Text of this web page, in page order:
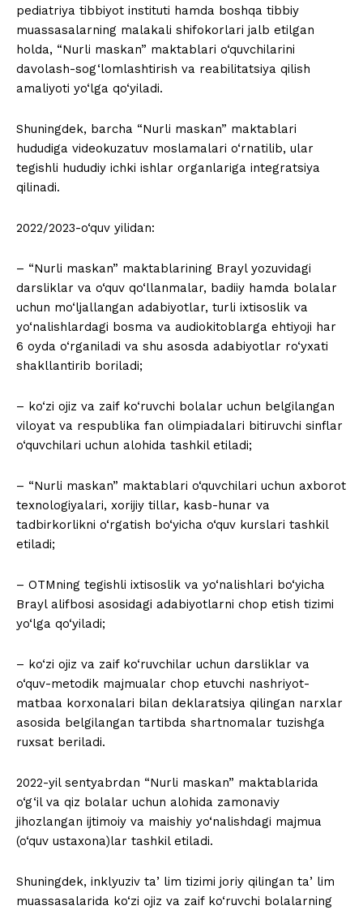
pediatriya tibbiyot instituti hamda boshqa tibbiy
muassasalarning malakali shifokorlari jalb etilgan
holda, “Nurli maskan” maktablari o‘quvchilarini
davolash-sog‘lomlashtirish va reabilitatsiya qilish
amaliyoti yo‘lga qo‘yiladi.
Shuningdek, barcha “Nurli maskan” maktablari
hududiga videokuzatuv moslamalari o‘rnatilib, ular
tegishli hududiy ichki ishlar organlariga integratsiya
qilinadi.
2022/2023-o‘quv yilidan:
– “Nurli maskan” maktablarining Brayl yozuvidagi
darsliklar va o‘quv qo‘llanmalar, badiiy hamda bolalar
uchun mo‘ljallangan adabiyotlar, turli ixtisoslik va
yo‘nalishlardagi bosma va audiokitoblarga ehtiyoji har
6 oyda o‘rganiladi va shu asosda adabiyotlar ro‘yxati
shakllantirib boriladi;
– ko‘zi ojiz va zaif ko‘ruvchi bolalar uchun belgilangan
viloyat va respublika fan olimpiadalari bitiruvchi sinflar
o‘quvchilari uchun alohida tashkil etiladi;
– “Nurli maskan” maktablari o‘quvchilari uchun axborot
texnologiyalari, xorijiy tillar, kasb-hunar va
tadbirkorlikni o‘rgatish bo‘yicha o‘quv kurslari tashkil
etiladi;
– OTMning tegishli ixtisoslik va yo‘nalishlari bo‘yicha
Brayl alifbosi asosidagi adabiyotlarni chop etish tizimi
yo‘lga qo‘yiladi;
– ko‘zi ojiz va zaif ko‘ruvchilar uchun darsliklar va
o‘quv-metodik majmualar chop etuvchi nashriyot-
matbaa korxonalari bilan deklaratsiya qilingan narxlar
asosida belgilangan tartibda shartnomalar tuzishga
ruxsat beriladi.
2022-yil sentyabrdan “Nurli maskan” maktablarida
o‘g‘il va qiz bolalar uchun alohida zamonaviy
jihozlangan ijtimoiy va maishiy yo‘nalishdagi majmua
(o‘quv ustaxona)lar tashkil etiladi.
Shuningdek, inklyuziv taʼlim tizimi joriy qilingan taʼlim
muassasalarida ko‘zi ojiz va zaif ko‘ruvchi bolalarning